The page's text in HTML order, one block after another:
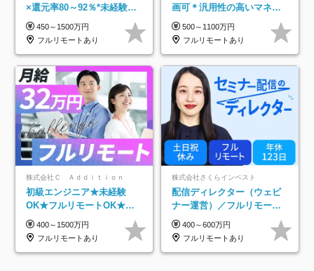
×還元率80～92％*未経験歓
迎*年休134日*月給35万～*
定着率100%
450～1500万円
フルリモートあり
画可＊汎用性の高いマネジ
メントスキル＊年収1000万
以上可
500～1100万円
フルリモートあり
株式会社Ｃ Ａｄｄｉｔｉｏｎ
初級エンジニア★未経験
OK★フルリモートOK★月
給32万円～★残業月10h＆
年休120日以上★副業可
400～1500万円
フルリモートあり
株式会社さくらインベスト
配信ディレクター（ウェビ
ナー運営）／フルリモート
OK／土日祝休み／年休123
日／年収600万円可
400～600万円
フルリモートあり